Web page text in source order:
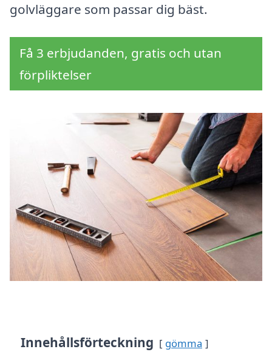
golvläggare som passar dig bäst.
Få 3 erbjudanden, gratis och utan
förpliktelser
Innehållsförteckning gömma